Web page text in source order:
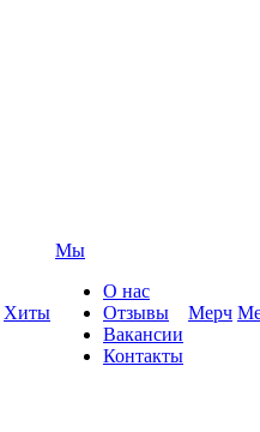
Хиты
Мы
О нас
Отзывы
Вакансии
Контакты
Мерч